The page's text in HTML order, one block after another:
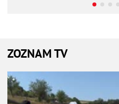
ZOZNAM TV